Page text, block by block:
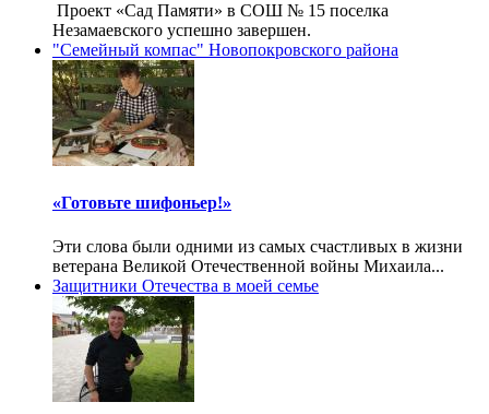
Проект «Сад Памяти» в СОШ № 15 поселка
Незамаевского успешно завершен.
"Семейный компас" Новопокровского района
«Готовьте шифоньер!»
Эти слова были одними из самых счастливых в жизни
ветерана Великой Отечественной войны Михаила...
Защитники Отечества в моей семье